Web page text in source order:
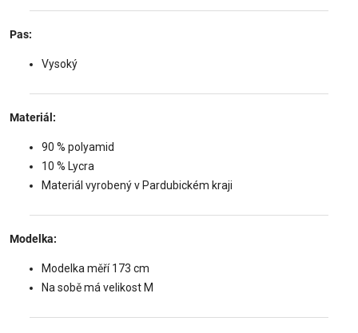
Pas:
Vysoký
Materiál:
90 % polyamid
10 % Lycra
Materiál vyrobený v Pardubickém kraji
Modelka:
Modelka měří 173 cm
Na sobě má velikost M